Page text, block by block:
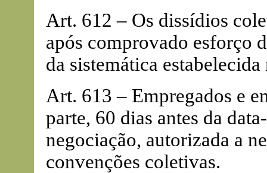
Art. 612 – Os dissídios
após comprovado esforço
da sistemática estabelecida
Art. 613 – Empregados e
parte, 60 dias antes da
negociação, autorizada a
convenções coletivas.